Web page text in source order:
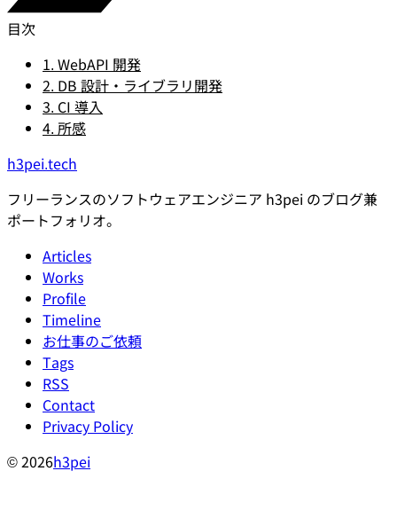
目次
1. WebAPI 開発
2. DB 設計・ライブラリ開発
3. CI 導入
4. 所感
h3pei.tech
フリーランスのソフトウェアエンジニア h3pei のブログ兼
ポートフォリオ。
Articles
Works
Profile
Timeline
お仕事のご依頼
Tags
RSS
Contact
Privacy Policy
© 2026h3pei